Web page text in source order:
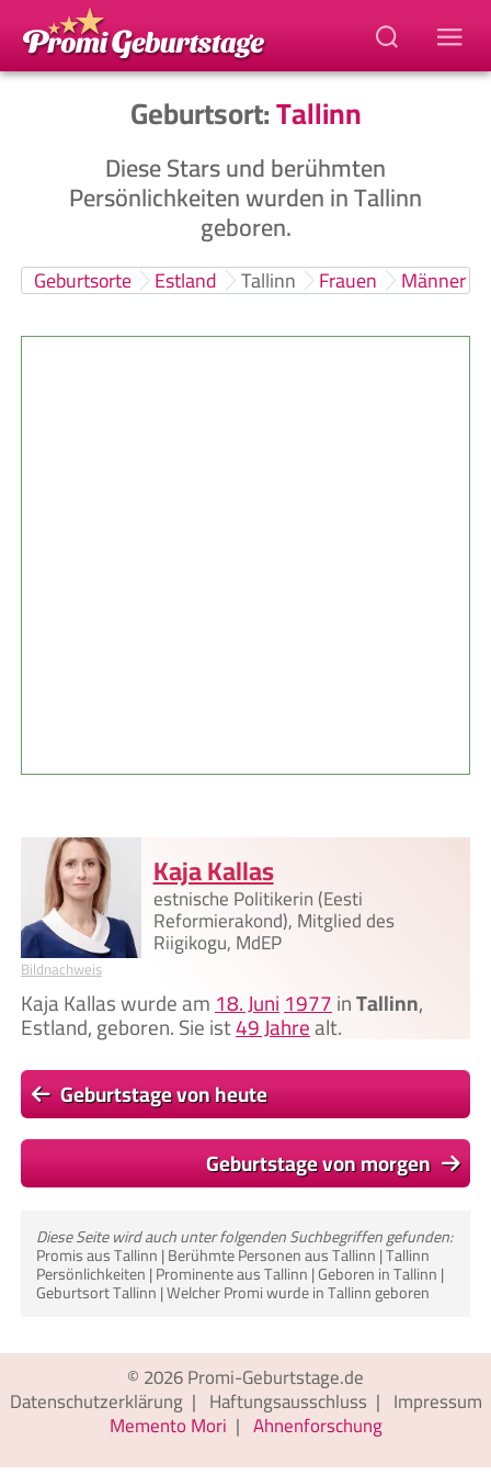
Geburtsort:Tallinn
Diese Stars und berühmten
Persönlichkeiten wurden in Tallinn
geboren.
Geburtsorte Estland Tallinn Frauen Männer
Bildnachweis
Kaja Kallas
estnische Politikerin (Eesti
Reformierakond), Mitglied des
Riigikogu, MdEP
Kaja Kallas wurde am18. Juni1977inTallinn,
Estland, geboren. Sie ist49 Jahrealt.
Geburtstage von heute
Geburtstage von morgen
Diese Seite wird auch unter folgenden Suchbegriffen gefunden:
Promis aus Tallinn | Berühmte Personen aus Tallinn | Tallinn
Persönlichkeiten | Prominente aus Tallinn | Geboren in Tallinn |
Geburtsort Tallinn | Welcher Promi wurde in Tallinn geboren
© 2026Promi-Geburtstage.de
Datenschutzerklärung| Haftungsausschluss | Impressum
Memento Mori | Ahnenforschung